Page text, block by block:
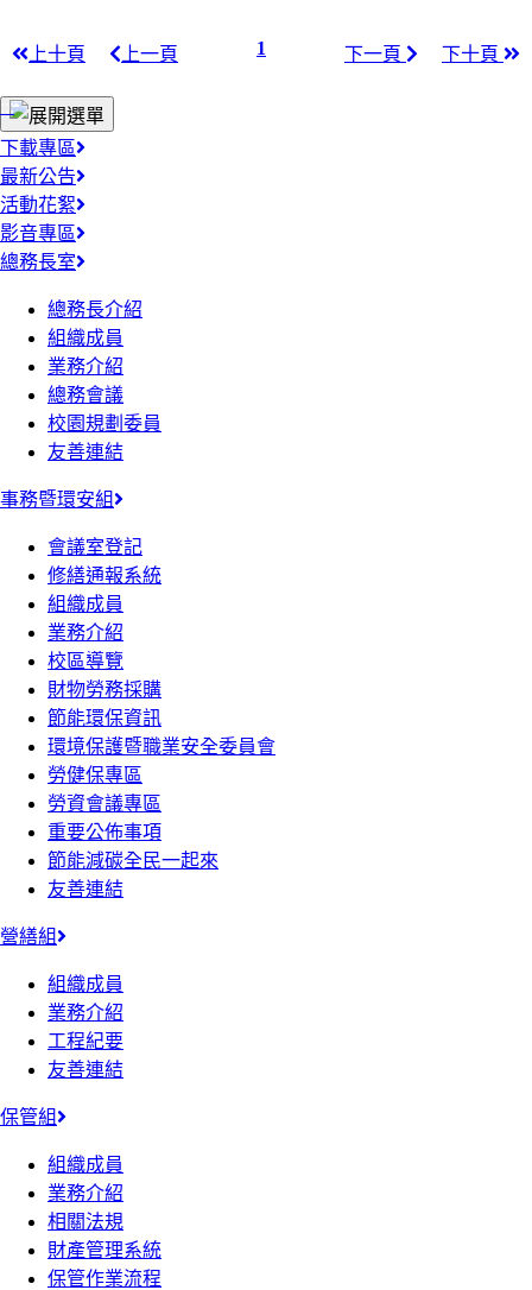
上十頁 上一頁 下一頁 下十頁
1
:::
下載專區
最新公告
活動花絮
影音專區
總務長室
總務長介紹
組織成員
業務介紹
總務會議
校園規劃委員
友善連結
事務暨環安組
會議室登記
修繕通報系統
組織成員
業務介紹
校區導覽
財物勞務採購
節能環保資訊
環境保護暨職業安全委員會
勞健保專區
勞資會議專區
重要公佈事項
節能減碳全民一起來
友善連結
營繕組
組織成員
業務介紹
工程紀要
友善連結
保管組
組織成員
業務介紹
相關法規
財產管理系統
保管作業流程